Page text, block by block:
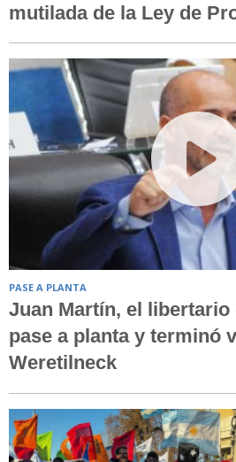
mutilada de la Ley de
PASE A PLANTA
Juan Martín, el
pase a planta y terminó
Weretilneck